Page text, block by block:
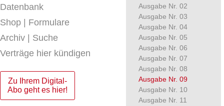
Datenbank
Shop | Formulare
Archiv | Suche
Verträge hier kündigen
Zu Ihrem Digital-
Abo geht es hier!
Ausgabe Nr. 02
Ausgabe Nr. 03
Ausgabe Nr. 04
Ausgabe Nr. 05
Ausgabe Nr. 06
Ausgabe Nr. 07
Ausgabe Nr. 08
Ausgabe Nr. 09
Ausgabe Nr. 10
Ausgabe Nr. 11